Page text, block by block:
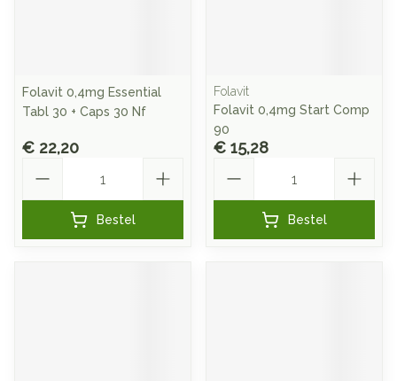
Folavit 0,4mg Essential
Tabl 30 + Caps 30 Nf
€ 22,20
Bestel
Folavit
Folavit 0,4mg Start Comp
90
€ 15,28
Bestel